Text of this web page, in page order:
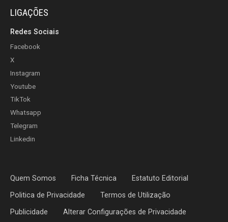
LIGAÇÕES
Redes Sociais
Facebook
X
Instagram
Youtube
TikTok
Whatsapp
Telegram
Linkedin
Quem Somos Ficha Técnica Estatuto Editorial
Politica de Privacidade Termos de Utilização
Publicidade Alterar Configurações de Privacidade